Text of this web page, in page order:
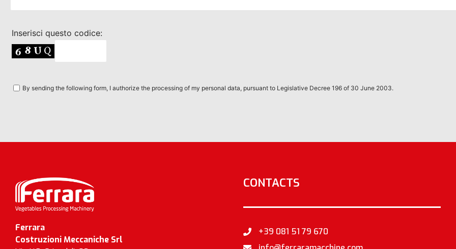
Inserisci questo codice:
By sending the following form, I authorize the processing of my personal data, pursuant to Legislative Decree 196 of 30 June 2003.
Ferrara
Costruzioni Meccaniche Srl
CONTACTS
+39 081 51 79 670